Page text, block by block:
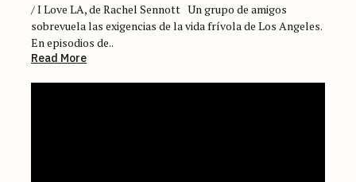
/ I Love LA, de Rachel Sennott Un grupo de amigos
sobrevuela las exigencias de la vida frívola de Los Angeles.
En episodios de..
Read More